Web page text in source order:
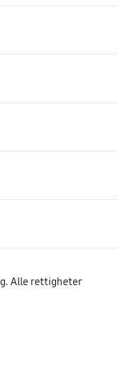
Alle rettigheter